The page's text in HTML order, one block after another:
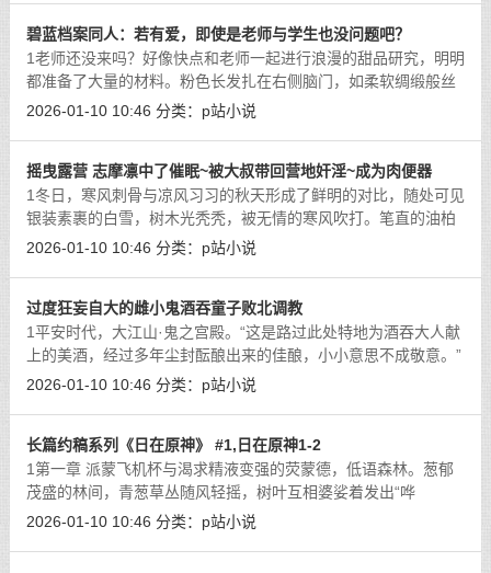
碧蓝档案同人：若有爱，即使是老师与学生也没问题吧？
1老师还没来吗？好像快点和老师一起进行浪漫的甜品研究，明明
都准备了大量的材料。粉色长发扎在右侧脑门，如柔软绸缎般丝
滑细腻，一簇翘立呆毛是女孩的可爱特征，一个人趴在沙发上鼓
2026-01-10 10:46 分类： p站小说
摇曳露营 志摩凛中了催眠~被大叔带回营地奸淫~成为肉便器
1冬日，寒风刺骨与凉风习习的秋天形成了鲜明的对比，随处可见
银装素裹的白雪，树木光秃秃，被无情的寒风吹打。笔直的油柏
路上，一辆面包车行驶着，车内一男一女分别坐在主副驾驶上，
2026-01-10 10:46 分类： p站小说
过度狂妄自大的雌小鬼酒吞童子败北调教
1平安时代，大江山·鬼之宫殿。“这是路过此处特地为酒吞大人献
上的美酒，经过多年尘封酝酿出来的佳酿，小小意思不成敬意。”
一个身材魁梧的僧侣双手合十，跪拜在紫罗兰齐短发的白皙少女
2026-01-10 10:46 分类： p站小说
长篇约稿系列《日在原神》 #1,日在原神1-2
1第一章 派蒙飞机杯与渴求精液变强的荧蒙德，低语森林。葱郁
茂盛的林间，青葱草丛随风轻摇，树叶互相婆娑着发出“哗
哗……”令人心醉的响声，充满生机的绿林中几只可爱松鼠在树上
2026-01-10 10:46 分类： p站小说